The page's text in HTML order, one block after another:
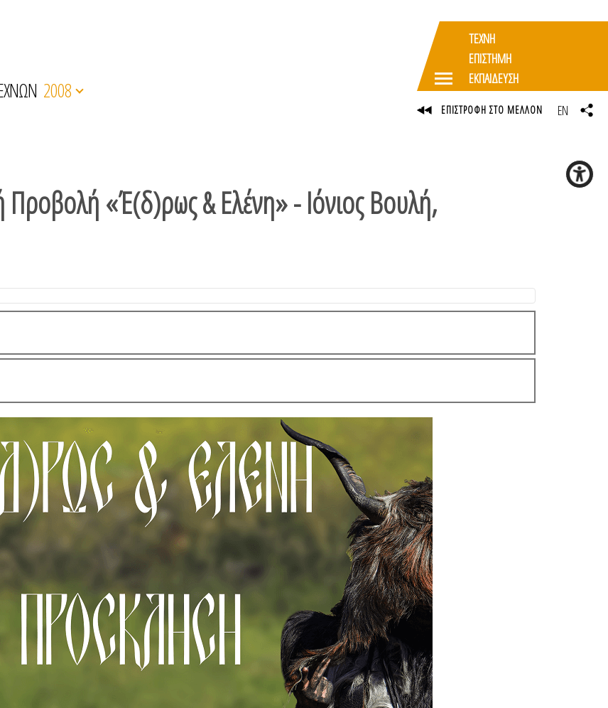
2008
Προβολή «Έ(δ)ρως & Ελένη» - Ιόνιος Βουλή,
ΤΕΧΝΗ
ΕΠΙΣΤΗΜΗ
ΕΚΠΑΙΔΕΥΣΗ
ΕΠΙΣΤΡΟΦΗ ΣΤΟ ΜΕΛΛΟΝ EN